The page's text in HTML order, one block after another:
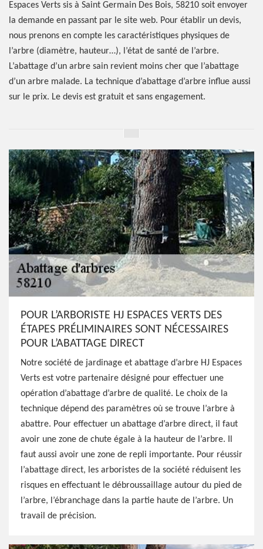
Espaces Verts sis à Saint Germain Des Bois, 58210 soit envoyer
la demande en passant par le site web. Pour établir un devis,
nous prenons en compte les caractéristiques physiques de
l’arbre (diamètre, hauteur…), l’état de santé de l’arbre.
L’abattage d’un arbre sain revient moins cher que l’abattage
d’un arbre malade. La technique d’abattage d’arbre influe aussi
sur le prix. Le devis est gratuit et sans engagement.
POUR L’ARBORISTE HJ ESPACES VERTS DES
ÉTAPES PRÉLIMINAIRES SONT NÉCESSAIRES
POUR L’ABATTAGE DIRECT
Notre société de jardinage et abattage d’arbre HJ Espaces
Verts est votre partenaire désigné pour effectuer une
opération d’abattage d’arbre de qualité. Le choix de la
technique dépend des paramètres où se trouve l’arbre à
abattre. Pour effectuer un abattage d’arbre direct, il faut
avoir une zone de chute égale à la hauteur de l’arbre. Il
faut aussi avoir une zone de repli importante. Pour réussir
l’abattage direct, les arboristes de la société réduisent les
risques en effectuant le débroussaillage autour du pied de
l’arbre, l’ébranchage dans la partie haute de l’arbre. Un
travail de précision.